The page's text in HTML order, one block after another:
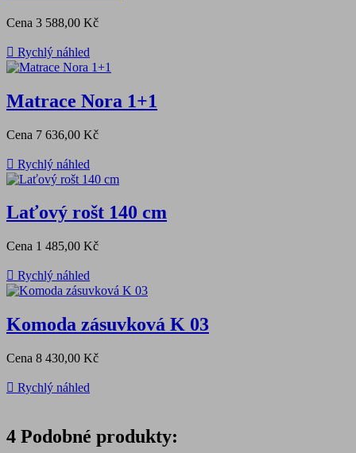
Cena 3 588,00 Kč
 Rychlý náhled
Matrace Nora 1+1
Cena 7 636,00 Kč
 Rychlý náhled
Laťový rošt 140 cm
Cena 1 485,00 Kč
 Rychlý náhled
Komoda zásuvková K 03
Cena 8 430,00 Kč
 Rychlý náhled
4 Podobné produkty: